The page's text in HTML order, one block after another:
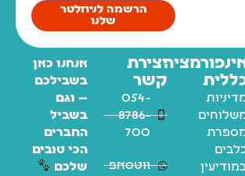
הרשמה לניוזלטר
שלנו
יצירת
קשר
054-
8786-
700
ווטסאפ
אנחנו כאן
בשבילכם
— וגם
בשביל
החברים
הכי טובים
שלכם